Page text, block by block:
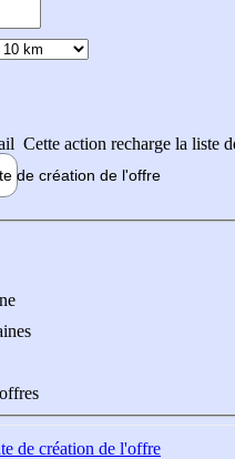
Cette action recharge la liste
de création de l'offre
de création de l'offre